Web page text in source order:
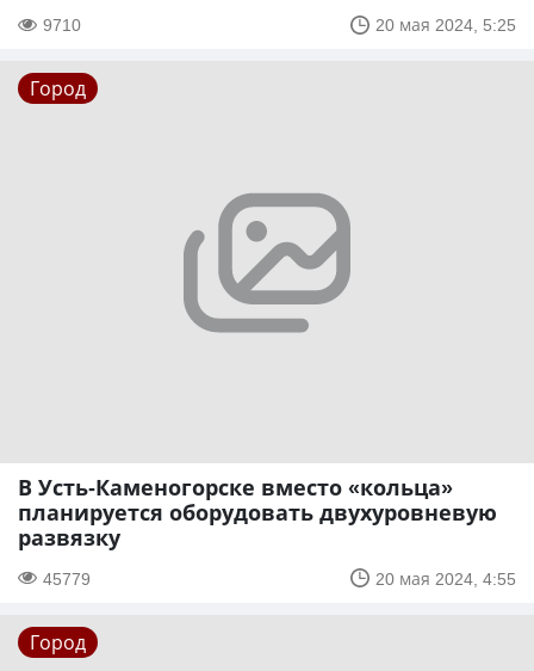
9710 20 мая 2024, 5:25
Город
В Усть-Каменогорске вместо «кольца»
планируется оборудовать двухуровневую
развязку
45779 20 мая 2024, 4:55
Город